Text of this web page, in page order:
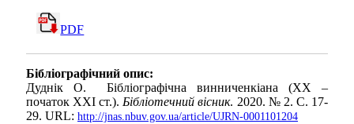
PDF
Бібліографічний опис:
Дуднік О. Бібліографічна винниченкіана (XX –
початок XXІ ст.).Бібліотечний вісник. 2020. № 2. С. 17-
29. URL: http://jnas.nbuv.gov.ua/article/UJRN-0001101204